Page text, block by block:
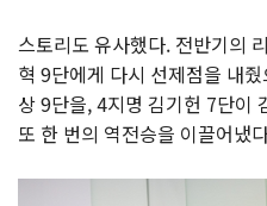
스토리도 유사했다. 전반기의
혁 9단에게 다시 선제점을 내
상 9단을, 4지명 김기헌 7단이
또 한 번의 역전승을 이끌어냈